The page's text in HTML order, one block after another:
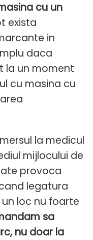
cu un
exista
in
daca
la un moment
cu masina cu
la medicul
mijlocului de
provoca
legatura
loc nu foarte
sa
nu doar la